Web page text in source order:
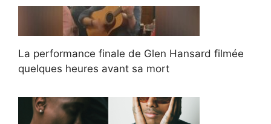
La performance finale de Glen Hansard filmée
quelques heures avant sa mort